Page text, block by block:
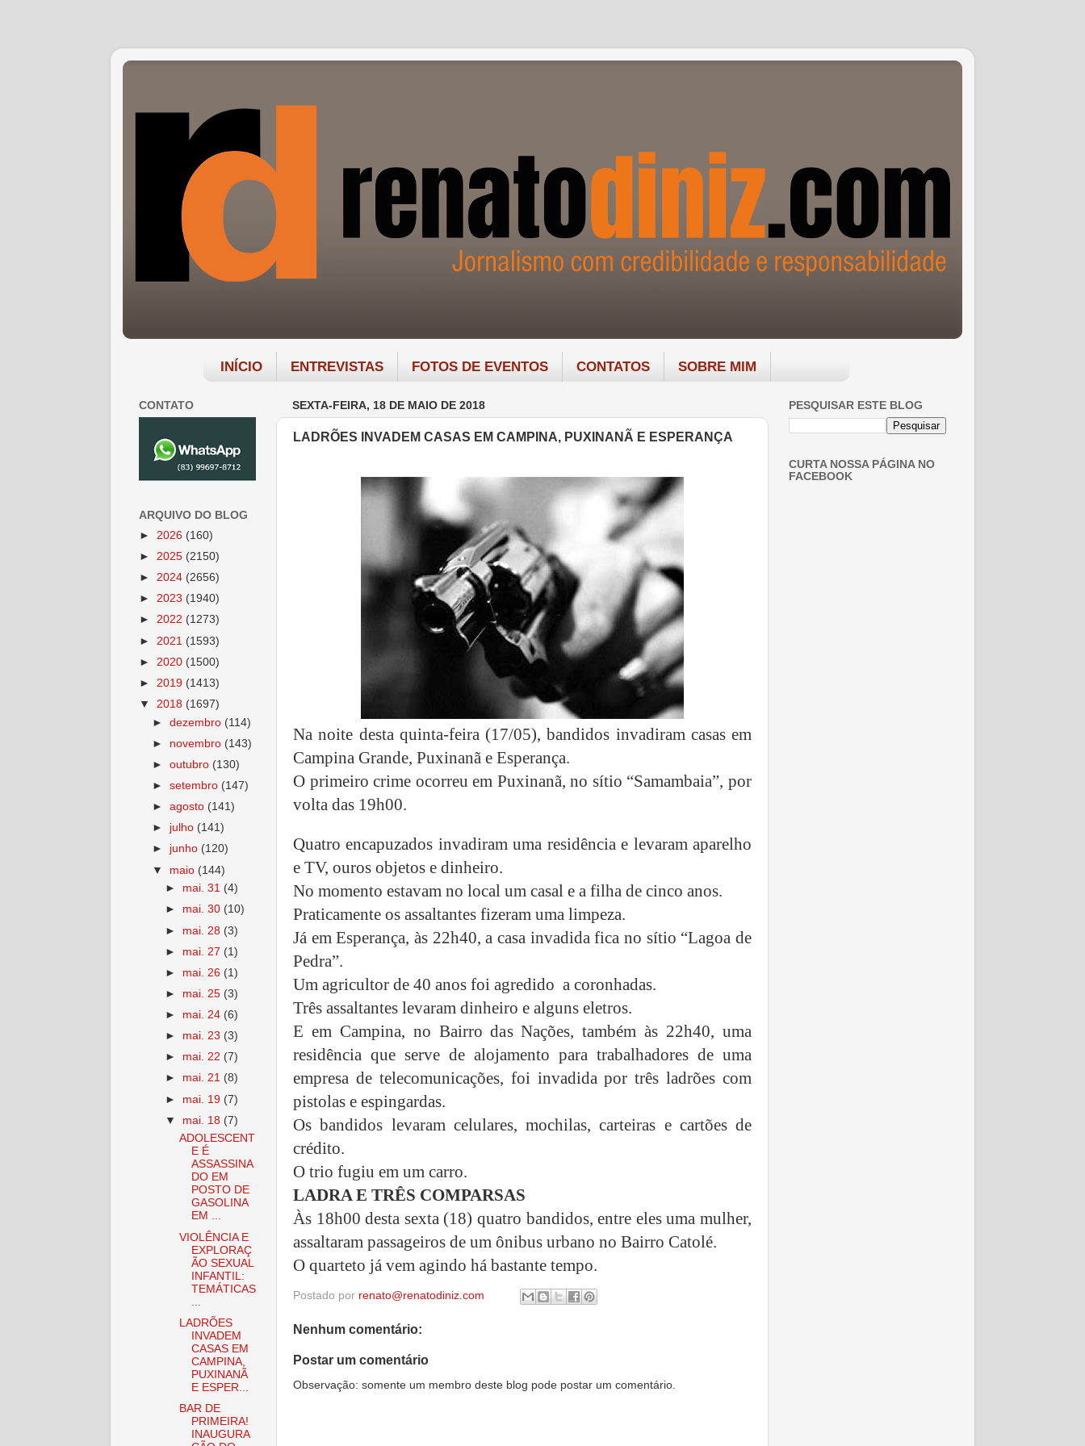
INÍCIO ENTREVISTAS FOTOS DE EVENTOS CONTATOS SOBRE MIM
SEXTA-FEIRA, 18 DE MAIO DE 2018
LADRÕES INVADEM CASAS EM CAMPINA, PUXINANÃ E ESPERANÇA
Na noite desta quinta-feira (17/05), bandidos invadiram casas em
Campina Grande, Puxinanã e Esperança.
O primeiro crime ocorreu em Puxinanã, no sítio “Samambaia”, por
volta das 19h00.
Quatro encapuzados invadiram uma residência e levaram aparelho
e TV, ouros objetos e dinheiro.
No momento estavam no local um casal e a filha de cinco anos.
Praticamente os assaltantes fizeram uma limpeza.
Já em Esperança, às 22h40, a casa invadida fica no sítio “Lagoa de
Pedra”.
Um agricultor de 40 anos foi agredido a coronhadas.
Três assaltantes levaram dinheiro e alguns eletros.
E em Campina, no Bairro das Nações, também às 22h40, uma
residência que serve de alojamento para trabalhadores de uma
empresa de telecomunicações, foi invadida por três ladrões com
pistolas e espingardas.
Os bandidos levaram celulares, mochilas, carteiras e cartões de
crédito.
O trio fugiu em um carro.
LADRA E TRÊS COMPARSAS
Às 18h00 desta sexta (18) quatro bandidos, entre eles uma mulher,
assaltaram passageiros de um ônibus urbano no Bairro Catolé.
O quarteto já vem agindo há bastante tempo.
Postado por renato@renatodiniz.com
Nenhum comentário:
Postar um comentário
Observação: somente um membro deste blog pode postar um comentário.
CONTATO
ARQUIVO DO BLOG
► 2026 (160)
► 2025 (2150)
► 2024 (2656)
► 2023 (1940)
► 2022 (1273)
► 2021 (1593)
► 2020 (1500)
► 2019 (1413)
▼ 2018 (1697)
►dezembro (114)
► novembro (143)
►outubro (130)
►setembro (147)
►agosto (141)
► julho (141)
► junho (120)
▼ maio (144)
► mai. 31 (4)
► mai. 30 (10)
► mai. 28 (3)
► mai. 27 (1)
► mai. 26 (1)
► mai. 25 (3)
► mai. 24 (6)
► mai. 23 (3)
► mai. 22 (7)
► mai. 21 (8)
► mai. 19 (7)
▼ mai. 18 (7)
ADOLESCENT
E É
ASSASSINA
DO EM
POSTO DE
GASOLINA
EM ...
VIOLÊNCIA E
EXPLORAÇ
ÃO SEXUAL
INFANTIL:
TEMÁTICAS
LADRÕES
INVADEM
CASAS EM
CAMPINA,
PUXINANÃ
E ESPER...
BAR DE
PRIMEIRA!
INAUGURA
PESQUISAR ESTE BLOG
CURTA NOSSA PÁGINA NO
FACEBOOK